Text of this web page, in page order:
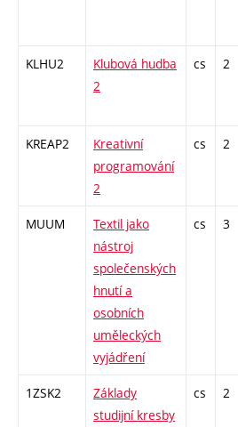
KLHU2
Klubová hudba
2
cs 2
KREAP2
Kreativní
programování
2
cs 2
MUUM
Textil jako
nástroj
společenských
hnutí a
osobních
uměleckých
vyjádření
cs 3
1ZSK2
Základy
studijní kresby
cs 2